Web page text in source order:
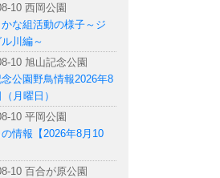
10 西岡公園
な組活動の様子～ジ
川編～
10 旭山記念公園
公園野鳥情報2026年8
月曜日）
10 平岡公園
情報【2026年8月10
10 百合が原公園